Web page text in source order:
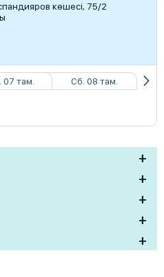
көшесі, 75/2
там. Сб. 08 там.